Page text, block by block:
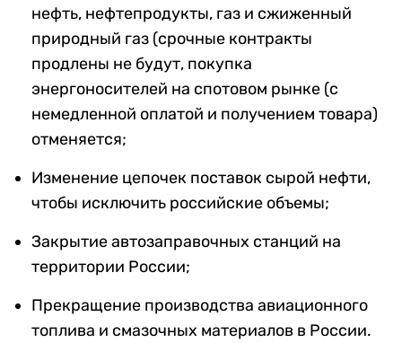
нефть, нефтепродукты, газ и сжиженный
природный газ (срочные контракты
продлены не будут, покупка
энергоносителей на спотовом рынке (с
немедленной оплатой и получением товара)
отменяется;
Изменение цепочек поставок сырой нефти,
чтобы исключить российские объемы;
Закрытие автозаправочных станций на
территории России;
Прекращение производства авиационного
топлива и смазочных материалов в России.